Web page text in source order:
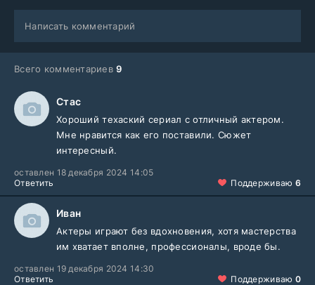
Написать комментарий
Всего комментариев9
Стас
Хороший техаский сериал с отличный актером.
Мне нравится как его поставили. Сюжет
интересный.
оставлен 18 декабря 2024 14:05
Ответить
Поддерживаю 6
Иван
Актеры играют без вдохновения, хотя мастерства
им хватает вполне, профессионалы, вроде бы.
оставлен 19 декабря 2024 14:30
Ответить
Поддерживаю 0